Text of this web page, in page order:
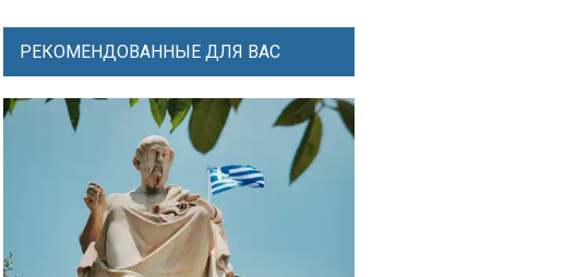
РЕКОМЕНДОВАННЫЕ ДЛЯ ВАС